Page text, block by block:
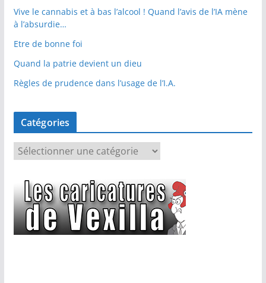
Vive le cannabis et à bas l’alcool ! Quand l’avis de l’IA mène
à l’absurdie…
Etre de bonne foi
Quand la patrie devient un dieu
Règles de prudence dans l’usage de l’I.A.
Catégories
é
g
o
r